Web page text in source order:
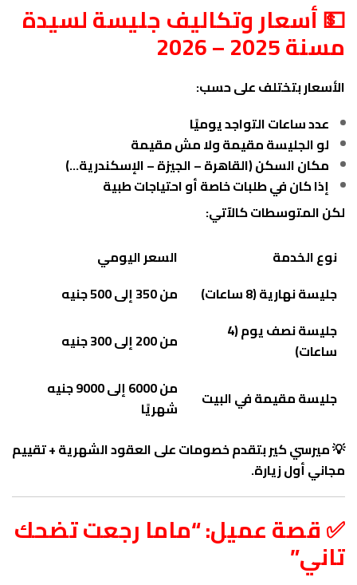
💵 أسعار وتكاليف جليسة لسيدة
مسنة 2025 – 2026
الأسعار بتختلف على حسب:
عدد ساعات التواجد يوميًا
لو الجليسة مقيمة ولا مش مقيمة
مكان السكن (القاهرة – الجيزة – الإسكندرية…)
إذا كان في طلبات خاصة أو احتياجات طبية
لكن المتوسطات كالآتي:
نوع الخدمة
السعر اليومي
جليسة نهارية (8 ساعات)
من 350 إلى 500 جنيه
جليسة نصف يوم (4
ساعات)
من 200 إلى 300 جنيه
جليسة مقيمة في البيت
من 6000 إلى 9000 جنيه
شهريًا
💡 ميرسي كير بتقدم خصومات على العقود الشهرية + تقييم
مجاني أول زيارة.
✅ قصة عميل: “ماما رجعت تضحك
تاني”